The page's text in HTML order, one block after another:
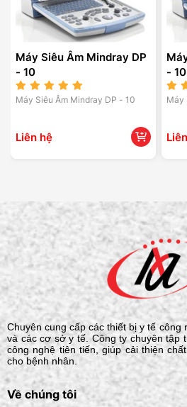
Máy Siêu Âm Mindray DP
- 10
Máy Siêu Âm Mindray DP - 10
Liên hệ
- 10
Máy
Chuyên cung cấp các thiết bị y tế công
và các cơ sở y tế. Công ty chuyên tập
công nghệ tiên tiến, giúp cải thiện
cho bệnh nhân.
Về chúng tôi